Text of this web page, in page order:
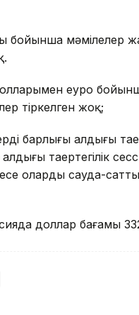
бойынша мәмілелер
еуро
тіркелген жоқ;
барлығы алдыңғы
таңертеңгілік
олардың сауда-
доллар бағамы